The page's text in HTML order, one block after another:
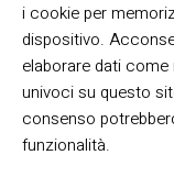
i cookie per
dispositivo.
elaborare dati
univoci su questo
consenso
funzionalità.